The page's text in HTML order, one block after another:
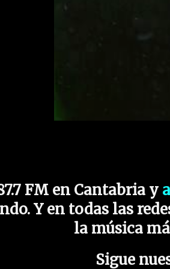
FM en Cantabria y
Y en todas las
la música
Sigue